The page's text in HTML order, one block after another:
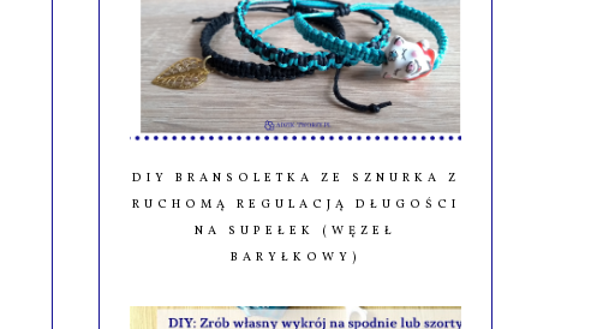
DIY BRANSOLETKA ZE SZNURKA Z
RUCHOMĄ REGULACJĄ DŁUGOŚCI
NA SUPEŁEK (WĘZEŁ
BARYŁKOWY)